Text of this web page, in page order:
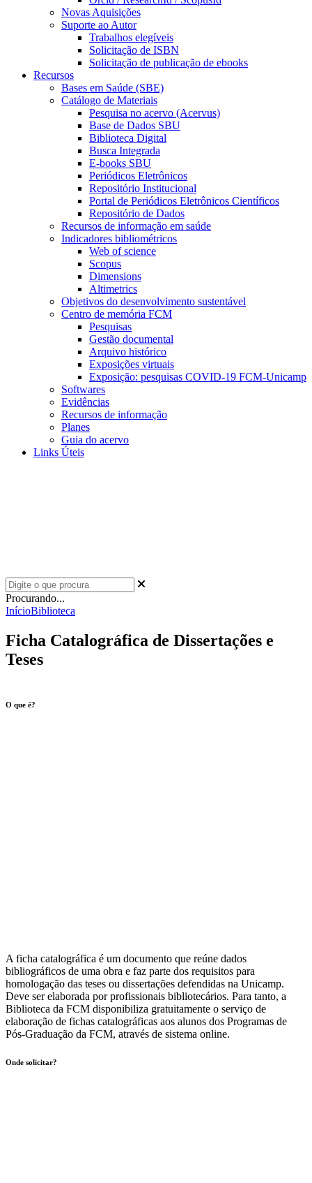
Novas Aquisições
Suporte ao Autor
Trabalhos elegíveis
Solicitação de ISBN
Solicitação de publicação de ebooks
Recursos
Bases em Saúde (SBE)
Catálogo de Materiais
Pesquisa no acervo (Acervus)
Base de Dados SBU
Biblioteca Digital
Busca Integrada
E-books SBU
Periódicos Eletrônicos
Repositório Institucional
Portal de Periódicos Eletrônicos Científicos
Repositório de Dados
Recursos de informação em saúde
Indicadores bibliométricos
Web of science
Scopus
Dimensions
Altimetrics
Objetivos do desenvolvimento sustentável
Centro de memória FCM
Pesquisas
Gestão documental
Arquivo histórico
Exposições virtuais
Exposição: pesquisas COVID-19 FCM-Unicamp
Softwares
Evidências
Recursos de informação
Planes
Guia do acervo
Links Úteis
Procurando...
InícioBiblioteca
Ficha Catalográfica de Dissertações e
Teses
O que é?
A ficha catalográfica é um documento que reúne dados
bibliográficos de uma obra e faz parte dos requisitos para
homologação das teses ou dissertações defendidas na Unicamp.
Deve ser elaborada por profissionais bibliotecários. Para tanto, a
Biblioteca da FCM disponibiliza gratuitamente o serviço de
elaboração de fichas catalográficas aos alunos dos Programas de
Pós-Graduação da FCM, através de sistema online.
Onde solicitar?